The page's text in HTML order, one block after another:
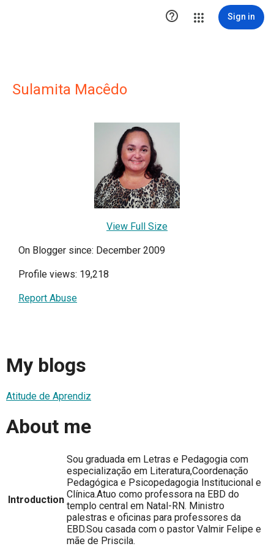
 Sign in
Sulamita Macêdo
View Full Size
On Blogger since: December 2009
Profile views: 19,218
Report Abuse
My blogs
Atitude de Aprendiz
About me
Introduction
Sou graduada em Letras e Pedagogia com
especialização em Literatura,Coordenação
Pedagógica e Psicopedagogia Institucional e
Clínica.Atuo como professora na EBD do
templo central em Natal-RN. Ministro
palestras e oficinas para professores da
EBD.Sou casada com o pastor Valmir Felipe e
mãe de Priscila.